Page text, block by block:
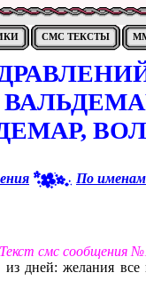
СМС ТЕКСТЫ
По именам
смс сообщения
дней: желания